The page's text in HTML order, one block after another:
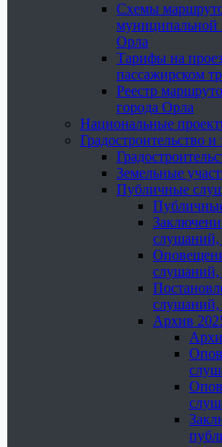
Схемы
муниципальной
Орла
Тарифы на
пассажирском
Реестр
города Орла
Национальные
Градостроительство
Земельные
Публичные
слушаний,
слушаний,
слушаний,
Архив